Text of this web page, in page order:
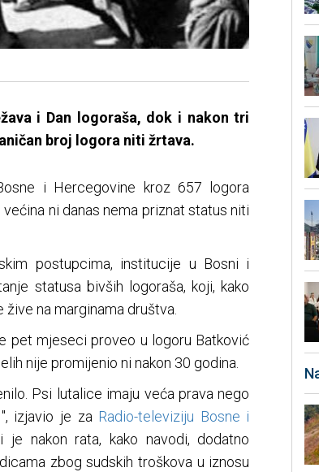
i Dan logoraša, dok i nakon tri
broj logora niti žrtava.
i Hercegovine kroz 657 logora
ni danas nema priznat status niti
postupcima, institucije u Bosni i
statusa bivših logoraša, koji, kako
na marginama društva.
pet mjeseci proveo u logoru Batković
nije promijenio ni nakon 30 godina.
Psi lutalice imaju veća prava nego
izjavio je za Radio-televiziju Bosne i
je nakon rata, kako navodi, dodatno
zbog sudskih troškova u iznosu